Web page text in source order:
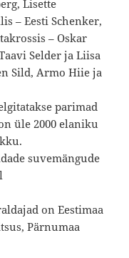
Lisette
– Eesti Schenker,
– Oskar
Selder ja Liisa
Sild, Armo Hiie ja
parimad
üle 2000 elaniku
suvemängude
on Eestimaa
Pärnumaa